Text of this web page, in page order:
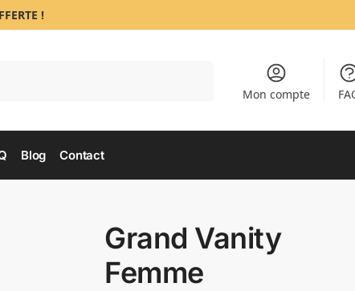
!
Mon compte
Blog Contact
Grand Vanity
Femme